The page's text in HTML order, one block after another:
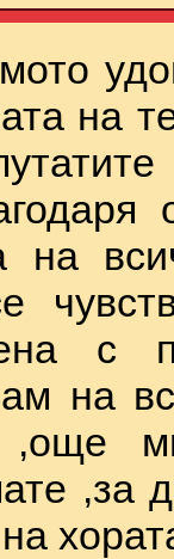
на
на
с
на
,за